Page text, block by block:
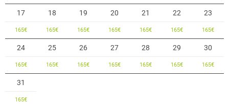
17
165€
18
165€
19
165€
20
165€
21
165€
22
165€
23
165€
24
165€
25
165€
26
165€
27
165€
28
165€
29
165€
30
165€
31
165€